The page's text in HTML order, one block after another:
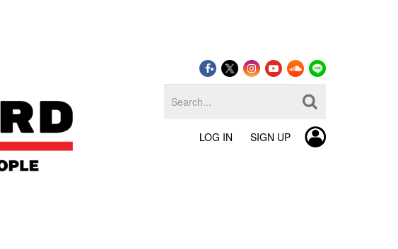
LOG IN SIGN UP